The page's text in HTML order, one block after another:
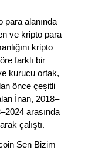
para alanında
ve kripto para
kripto
farklı bir
kurucu ortak,
önce çeşitli
İnan, 2018–
arasında
çalıştı.
Sen Bizim